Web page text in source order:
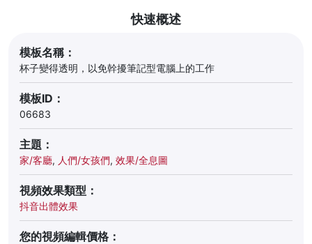
快速概述
模板名稱：
杯子變得透明，以免幹擾筆記型電腦上的工作
模板ID：
06683
主題：
家/客廳, 人們/女孩們, 效果/全息圖
視頻效果類型：
抖音出體效果
您的視頻編輯價格：